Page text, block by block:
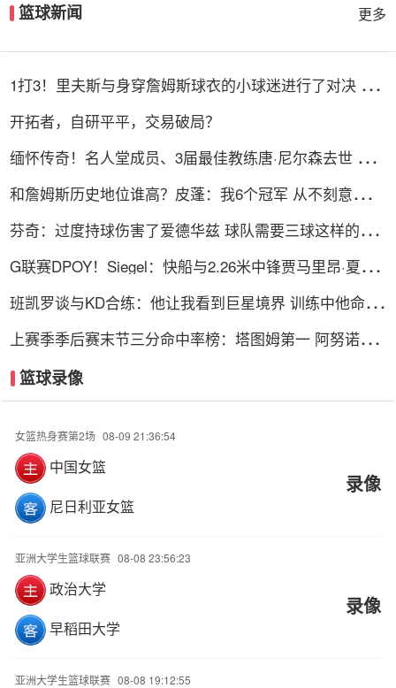
篮球新闻 更多
1打3！里夫斯与身穿詹姆斯球衣的小球迷进行了对决 “艰
开拓者，自研平平，交易破局？
缅怀传奇！名人堂成员、3届最佳教练唐·尼尔森去世 享
和詹姆斯历史地位谁高？皮蓬：我6个冠军 从不刻意追逐
芬奇：过度持球伤害了爱德华兹 球队需要三球这样的真
G联赛DPOY！Siegel：快船与2.26米中锋贾马里昂·夏普
班凯罗谈与KD合练：他让我看到巨星境界 训练中他命中
上赛季季后赛末节三分命中率榜：塔图姆第一 阿努诺比
篮球录像
女篮热身赛第2场 08-09 21:36:54
中国女篮
尼日利亚女篮
录像
亚洲大学生篮球联赛 08-08 23:56:23
政治大学
早稻田大学
录像
亚洲大学生篮球联赛 08-08 19:12:55